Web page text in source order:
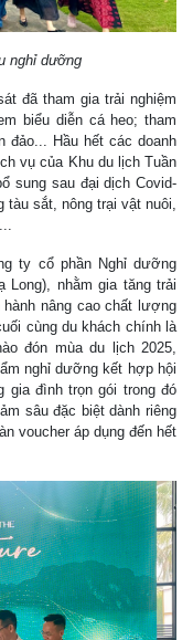
nghỉ dưỡng
đã tham gia trải nghiệm
biểu diễn cá heo; tham
đảo... Hầu hết các doanh
vụ của Khu du lịch Tuần
sung sau đại dịch Covid-
sắt, nông trại vật nuôi,
ty cổ phần Nghỉ dưỡng
Long), nhằm gia tăng trải
nâng cao chất lượng
cùng du khách chính là
đón mùa du lịch 2025,
nghỉ dưỡng kết hợp hội
gia đình trọn gói trong đó
sâu đặc biệt dành riêng
voucher áp dụng đến hết